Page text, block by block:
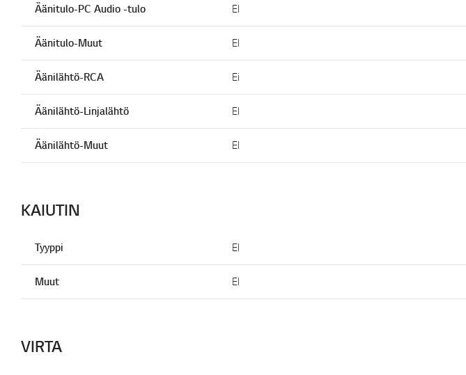
Äänitulo-PC Audio -tulo EI
Äänitulo-Muut EI
Äänilähtö-RCA Ei
Äänilähtö-Linjalähtö EI
Äänilähtö-Muut EI
KAIUTIN
Tyyppi EI
Muut EI
VIRTA